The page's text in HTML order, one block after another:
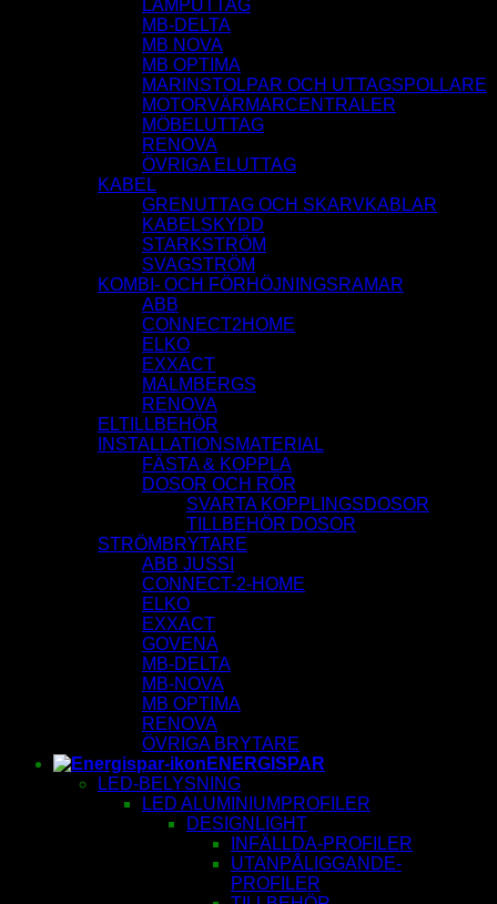
LAMPUTTAG
MB-DELTA
MB NOVA
MB OPTIMA
MARINSTOLPAR OCH UTTAGSPOLLARE
MOTORVÄRMARCENTRALER
MÖBELUTTAG
RENOVA
ÖVRIGA ELUTTAG
KABEL
GRENUTTAG OCH SKARVKABLAR
KABELSKYDD
STARKSTRÖM
SVAGSTRÖM
KOMBI- OCH FÖRHÖJNINGSRAMAR
ABB
CONNECT2HOME
ELKO
EXXACT
MALMBERGS
RENOVA
ELTILLBEHÖR
INSTALLATIONSMATERIAL
FÄSTA & KOPPLA
DOSOR OCH RÖR
SVARTA KOPPLINGSDOSOR
TILLBEHÖR DOSOR
STRÖMBRYTARE
ABB JUSSI
CONNECT-2-HOME
ELKO
EXXACT
GOVENA
MB-DELTA
MB-NOVA
MB OPTIMA
RENOVA
ÖVRIGA BRYTARE
ENERGISPAR
LED-BELYSNING
LED ALUMINIUMPROFILER
DESIGNLIGHT
INFÄLLDA-PROFILER
UTANPÅLIGGANDE-
PROFILER